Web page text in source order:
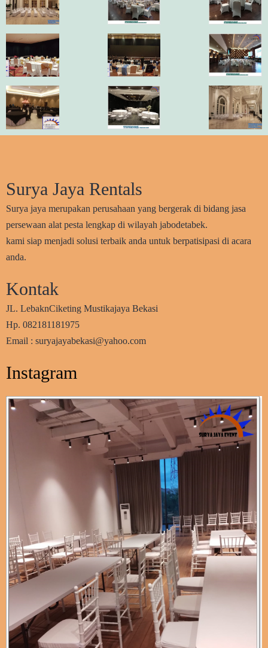
Surya Jaya Rentals
Surya jaya merupakan perusahaan yang bergerak di bidang jasa
persewaan alat pesta lengkap di wilayah jabodetabek.
kami siap menjadi solusi terbaik anda untuk berpatisipasi di acara
anda.
Kontak
JL. LebaknCiketing Mustikajaya Bekasi
Hp. 082181181975
Email : suryajayabekasi@yahoo.com
Instagram